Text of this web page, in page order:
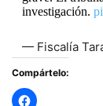
investigación.
— Fiscalía
2025
Compártelo: